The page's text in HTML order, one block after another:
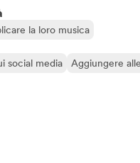
la loro musica
social media Aggiungere